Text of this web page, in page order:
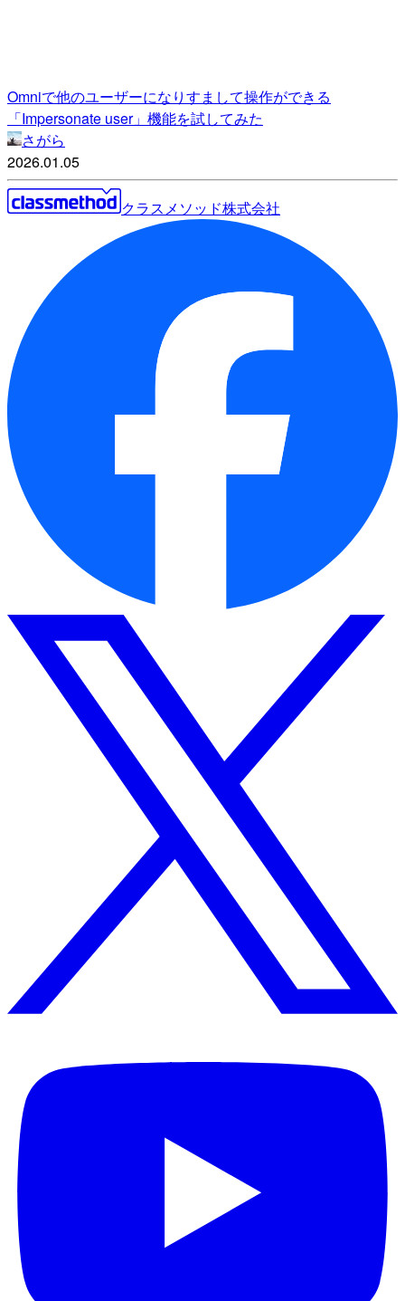
Omniで他のユーザーになりすまして操作ができる
「Impersonate user」機能を試してみた
さがら
2026.01.05
クラスメソッド株式会社